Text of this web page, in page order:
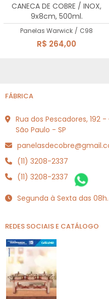
CANECA DE COBRE / INOX,
9x8cm, 500ml.
Panelas Warwick / C98
R$ 264,00
FÁBRICA
Rua dos Pescadores, 192
São Paulo - SP
(11) 3208-2337
(11) 3208-2337
Segunda à Sexta das 08h.
REDES SOCIAIS E CATÁLOGO